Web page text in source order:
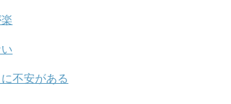
不安がある